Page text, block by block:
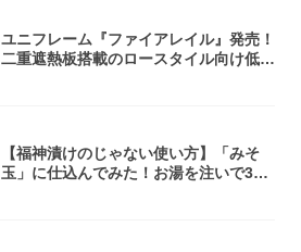
ユニフレーム『ファイアレイル』発売！
二重遮熱板搭載のロースタイル向け低型
【福神漬けのじゃない使い方】「みそ
玉」に仕込んでみた！お湯を注いで30